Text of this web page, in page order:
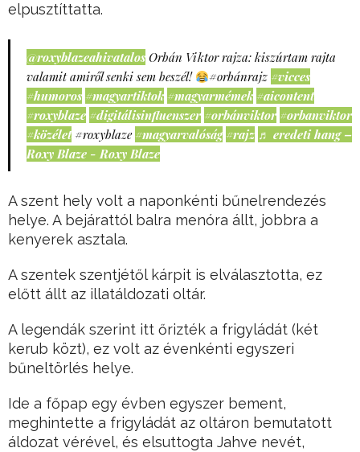
elpusztíttatta.
@roxyblazeahivatalos Orbán Viktor rajza: kiszúrtam rajta
valamit amiről senki sem beszél!
#orbánrajz #vicces
#humoros #magyartiktok #magyarmémek #aicontent
#roxyblaze #digitálisinfluenszer #orbánviktor #orbanviktor
#közélet #roxyblaze #magyarvalóság #rajz ♬ eredeti hang –
Roxy Blaze - Roxy Blaze
A szent hely volt a naponkénti bűnelrendezés
helye. A bejárattól balra menóra állt, jobbra a
kenyerek asztala.
A szentek szentjétől kárpit is elválasztotta, ez
előtt állt az illatáldozati oltár.
A legendák szerint itt őrizték a frigyládát (két
kerub közt), ez volt az évenkénti egyszeri
bűneltörlés helye.
Ide a főpap egy évben egyszer bement,
meghintette a frigyládát az oltáron bemutatott
áldozat vérével, és elsuttogta Jahve nevét,